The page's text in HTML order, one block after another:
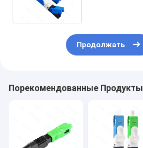
Продолжать
Порекомендованные Продукты